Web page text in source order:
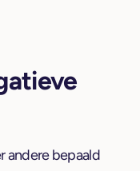
andere bepaald